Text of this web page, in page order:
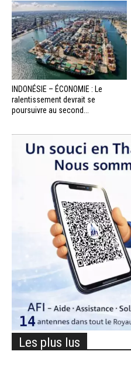
INDONÉSIE – ÉCONOMIE : Le
ralentissement devrait se
poursuivre au second...
Les plus lus